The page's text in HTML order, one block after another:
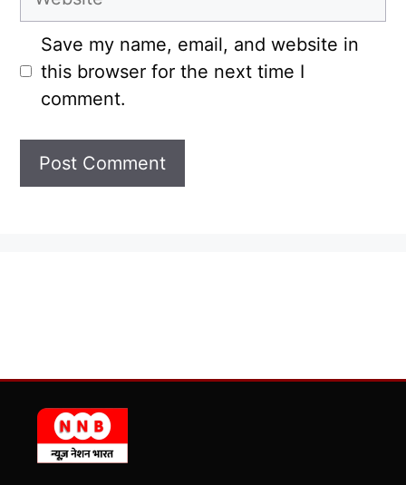
Save my name, email, and website in
this browser for the next time I
comment.